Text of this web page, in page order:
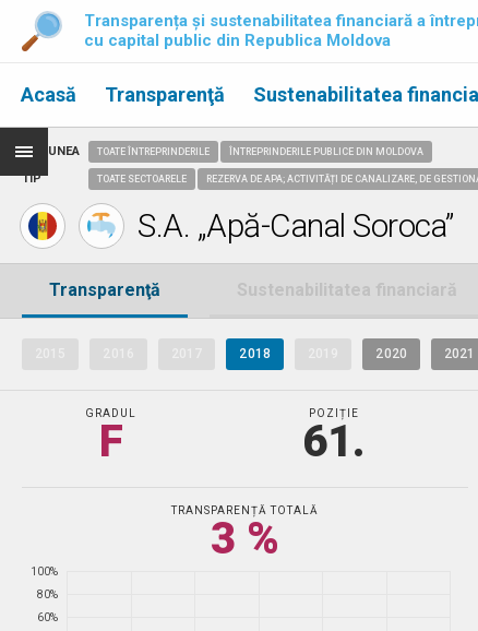
Transparența și sustenabilitatea financiară a
cu capital public din Republica Moldova
Acasă Transparenţă Sustenabilitatea
REGIUNEA
TIP
TOATE ÎNTREPRINDERILE ÎNTREPRINDERILE PUBLICE DIN MOLDOVA
TOATE SECTOARELE REZERVA DE APA; ACTIVITĂȚI DE CANALIZARE, DE
S.A. „Apă-Canal Soroca”
Transparenţă Sustenabilitatea financiară
2018 2020 2021
GRADUL
F
POZIȚIE
61.
TRANSPARENȚĂ TOTALĂ
3 %
60%
80%
100%